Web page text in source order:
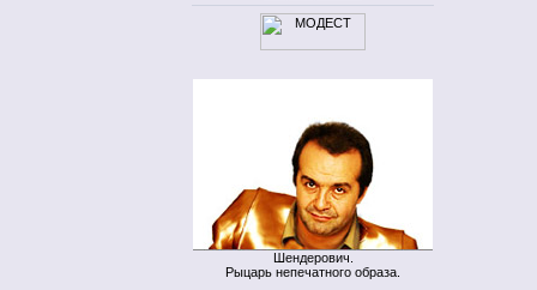
Шендерович.
Рыцарь непечатного образа.